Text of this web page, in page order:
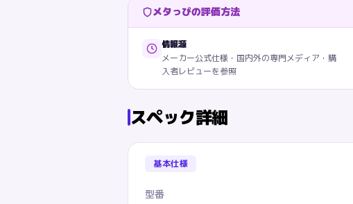
メタっぴの評価方法
情報源
メーカー公式仕様・国内外の専門メディア・購
入者レビューを参照
スペック詳細
基本仕様
型番